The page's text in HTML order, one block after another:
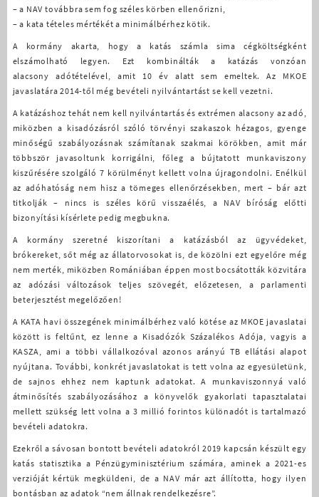
– a NAV továbbra sem fog széles körben ellenőrizni,
– a kata tételes mértékét a minimálbérhez kötik.
A kormány akarta, hogy a katás számla sima cégköltségként
elszámolható legyen. Ezt kombinálták a katázás vonzóan
alacsony adótételével, amit 10 év alatt sem emeltek. Az MKOE
javaslatára 2014-től még bevételi nyilvántartást se kell vezetni.
A katázáshoz tehát nem kell nyilvántartás és extrémen alacsony az adó,
miközben a kisadózásról szóló törvényi szakaszok hézagos, gyenge
minőségű szabályozásnak számítanak szakmai körökben, amit már
többször javasoltunk korrigálni, főleg a bújtatott munkaviszony
kiszűrésére szolgáló 7 körülményt kellett volna újragondolni. Enélkül
az adóhatóság nem hisz a tömeges ellenőrzésekben, mert – bár azt
titkolják – nincs is széles körű visszaélés, a NAV bíróság előtti
bizonyítási kísérlete pedig megbukna.
A kormány szeretné kiszorítani a katázásból az ügyvédeket,
brókereket, sőt még az állatorvosokat is, de közölni ezt egyelőre még
nem merték, miközben Romániában éppen most bocsátották közvitára
az adózási változások teljes szövegét, előzetesen, a parlamenti
beterjesztést megelőzően!
A KATA havi összegének minimálbérhez való kötése az MKOE javaslatai
között is feltűnt, ez lenne a Kisadózók Százalékos Adója, vagyis a
KASZA, ami a többi vállalkozóval azonos arányú TB ellátási alapot
nyújtana. További, konkrét javaslatokat is tett volna az egyesületünk,
de sajnos ehhez nem kaptunk adatokat. A munkaviszonnyá való
átminősítés szabályozásához a könyvelők gyakorlati tapasztalatai
mellett szükség lett volna a 3 millió forintos különadót is tartalmazó
bevételi adatokra.
Ezekről a sávosan bontott bevételi adatokról 2019 kapcsán készült egy
katás statisztika a Pénzügyminisztérium számára, aminek a 2021-es
verzióját kértük megküldeni, de a NAV már azt állította, hogy ilyen
bontásban az adatok “nem állnak rendelkezésre”.